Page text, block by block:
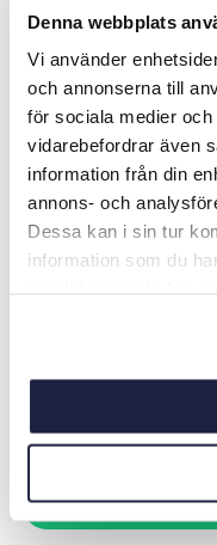
Denna webbplats
Vi använder
och annonserna till
för sociala medier
vidarebefordrar även
information från din
annons- och
Dessa kan i sin tur
information som du
Köp